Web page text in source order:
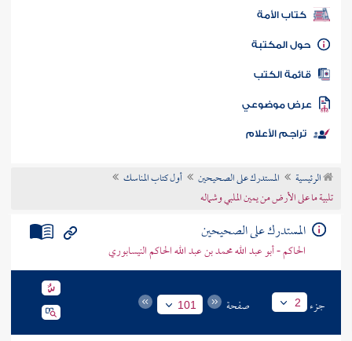
كتب PDF
كتاب الأمة
المكتبة
الكتب
موضوعي
تراجم الأعلام
الرئيسية المستدرك على الصحيحين
أول كتاب المناسك
تلبية ما على الأرض من يمين الملبي وشماله
المستدرك على الصحيحين
الحاكم - أبو عبد الله محمد بن عبد الله الحاكم النيسابوري
جزء 2 صفحة 101